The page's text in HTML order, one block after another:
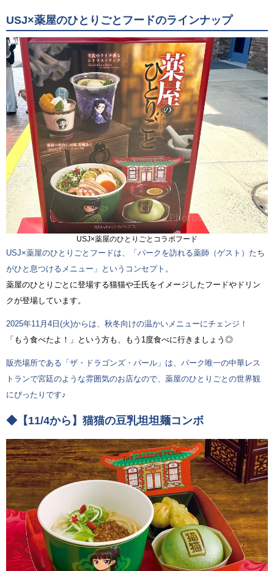
USJ×薬屋のひとりごとフードのラインナップ
USJ×薬屋のひとりごとコラボフード
USJ×薬屋のひとりごとフードは、「パークを訪れる薬師（ゲスト）たち
がひと息つけるメニュー」というコンセプト。
薬屋のひとりごとに登場する猫猫や壬氏をイメージしたフードやドリン
クが登場しています。
2025年11月4日(火)からは、秋冬向けの温かいメニューにチェンジ！
「もう食べたよ！」という方も、もう1度食べに行きましょう◎
販売場所である「ザ・ドラゴンズ・パール」は、パーク唯一の中華レス
トランで宮廷のような雰囲気のお店なので、薬屋のひとりごとの世界観
にぴったりです♪
◆【11/4から】猫猫の豆乳坦坦麺コンボ